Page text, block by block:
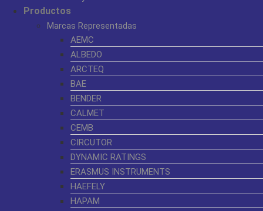
Productos
Marcas Representadas
AEMC
ALBEDO
ARCTEQ
BAE
BENDER
CALMET
CEMB
CIRCUTOR
DYNAMIC RATINGS
ERASMUS INSTRUMENTS
HAEFELY
HAPAM